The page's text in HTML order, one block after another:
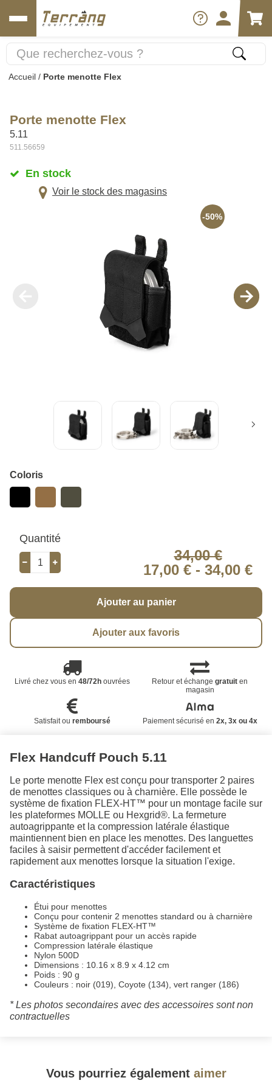
Accueil / Porte menotte Flex
Porte menotte Flex
5.11
511.56659
En stock
Voir le stock des magasins
-50%
Coloris
Quantité
34,00 €
17,00 € - 34,00 €
Ajouter au panier
Ajouter aux favoris
Livré chez vous en 48/72houvrées Retour et échangegratuit en
magasin
Satisfait ou remboursé Paiement sécurisé en 2x, 3x ou 4x
Flex Handcuff Pouch 5.11
Le porte menotte Flex est conçu pour transporter 2 paires
de menottes classiques ou à charnière. Elle possède le
système de fixation FLEX-HT™ pour un montage facile sur
les plateformes MOLLE ou Hexgrid®. La fermeture
autoagrippante et la compression latérale élastique
maintiennent bien en place les menottes. Des languettes
faciles à saisir permettent d'accéder facilement et
rapidement aux menottes lorsque la situation l'exige.
Caractéristiques
Étui pour menottes
Conçu pour contenir 2 menottes standard ou à charnière
Système de fixation FLEX-HT™
Rabat autoagrippant pour un accès rapide
Compression latérale élastique
Nylon 500D
Dimensions : 10.16 x 8.9 x 4.12 cm
Poids : 90 g
Couleurs : noir (019), Coyote (134), vert ranger (186)
* Les photos secondaires avec des accessoires sont non
contractuelles
Vous pourriez également aimer